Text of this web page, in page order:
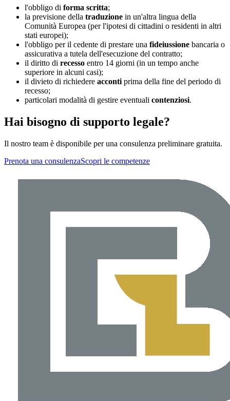
l'obbligo di forma scritta;
la previsione della traduzione in un'altra lingua della
Comunità Europea (per l'ipotesi di cittadini o residenti in altri
stati europei);
l'obbligo per il cedente di prestare una fideiussione bancaria o
assicurativa a tutela dell'esecuzione del contratto;
il diritto di recesso entro 14 giorni (in un tempo anche
superiore in alcuni casi);
il divieto di richiedere acconti prima della fine del periodo di
recesso;
particolari modalità di gestire eventuali contenziosi.
Hai bisogno di supporto legale?
Il nostro team è disponibile per una consulenza preliminare gratuita.
Prenota una consulenzaScopri le competenze